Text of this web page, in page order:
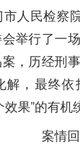
民检察院
举行了一
，历经刑
解，最终
果”的有机
案情